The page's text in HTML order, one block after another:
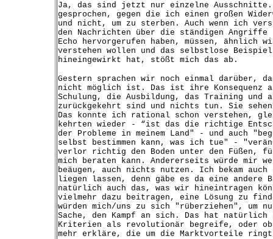
Ja, das sind jetzt nur einzelne Ausschnitte.
gesprochen, gegen die ich einen großen
und nicht, um zu sterben. Auch wenn ich
den Nachrichten über die ständigen Angriffe
Echo hervorgerufen haben, müssen, ähnlich
verstehen wollen und das selbstlose
hineingewirkt hat, stößt mich das ab.
Gestern sprachen wir noch einmal darüber,
nicht möglich ist. Das ist ihre Konsequenz
Schulung, die Ausbildung, das Training und
zurückgekehrt sind und nichts tun. Sie
Das konnte ich rational schon verstehen,
kehrten wieder - “ist das die richtige
der Probleme in meinem Land" - und auch
selbst bestimmen kann, was ich tue" -
verlor richtig den Boden unter den Füßen,
mich beraten kann. Andererseits würde mir
beäugen, auch nichts nutzen. Ich bekam
liegen lassen, denn gäbe es da eine
natürlich auch das, was wir hineintragen
vielmehr dazu beitragen, eine Lösung zu
würden mich/uns zu sich "rüberziehen", um
Sache, den Kampf an sich. Das hat
Kriterien als revolutionär begreife, oder ob
mehr erkläre, die um die Marktvorteile